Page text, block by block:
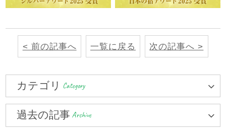
< 前の記事へ 一覧に戻る 次の記事へ >
カテゴリ Category
過去の記事 Archive